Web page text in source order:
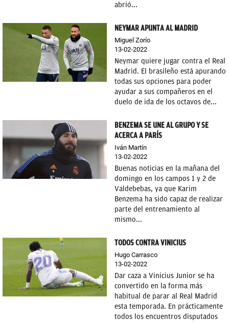
abrió...
NEYMAR APUNTA AL MADRID
Miguel Zorío
13-02-2022
Neymar quiere jugar contra el Real
Madrid. El brasileño está apurando
todas sus opciones para poder
ayudar a sus compañeros en el
duelo de ida de los octavos de...
BENZEMA SE UNE AL GRUPO Y SE
ACERCA A PARÍS
Iván Martín
13-02-2022
Buenas noticias en la mañana del
domingo en los campos 1 y 2 de
Valdebebas, ya que Karim
Benzema ha sido capaz de realizar
parte del entrenamiento al
mismo...
TODOS CONTRA VINICIUS
Hugo Carrasco
13-02-2022
Dar caza a Vinicius Junior se ha
convertido en la forma más
habitual de parar al Real Madrid
esta temporada. En prácticamente
todos los encuentros disputados